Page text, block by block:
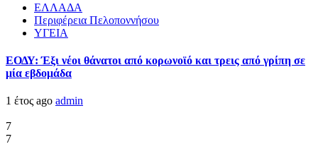
ΕΛΛΑΔΑ
Περιφέρεια Πελοποννήσου
ΥΓΕΙΑ
ΕΟΔΥ: Έξι νέοι θάνατοι από κορωνοϊό και τρεις από γρίπη σε
μία εβδομάδα
1 έτος ago admin
7
7